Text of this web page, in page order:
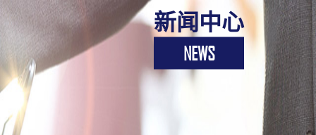
新闻中心
NEWS